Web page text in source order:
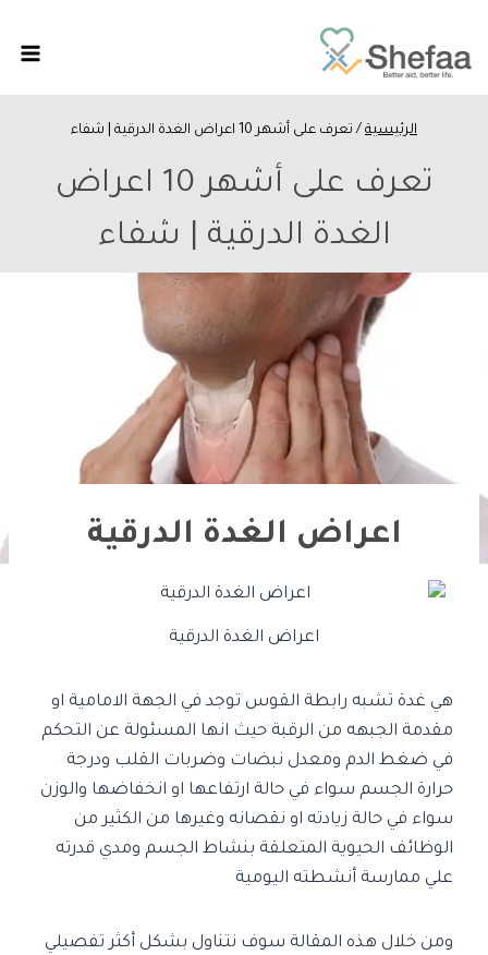
الرئيسية / تعرف على أشهر 10 اعراض الغدة الدرقية | شفاء
تعرف على أشهر 10 اعراض
الغدة الدرقية | شفاء
اعراض الغدة الدرقية
اعراض الغدة الدرقية
هي غدة تشبه رابطة القوس توجد في الجهة الامامية او
مقدمة الجبهه من الرقبة حيث انها المسئولة عن التحكم
في ضغط الدم ومعدل نبضات وضربات القلب ودرجة
حرارة الجسم سواء في حالة ارتفاعها او انخفاضها والوزن
سواء في حالة زيادته او نقصانه وغيرها من الكثير من
الوظائف الحيوية المتعلقة بنشاط الجسم ومدي قدرته
علي ممارسة أنشطته اليومية
ومن خلال هذه المقالة سوف نتناول بشكل أكثر تفصيلي